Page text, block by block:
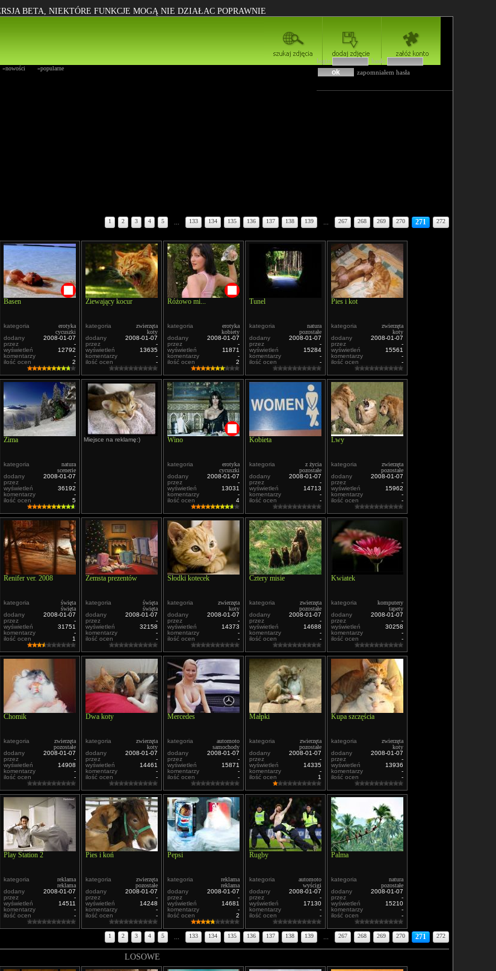
BETA, NIEKTÓRE FUNKCJE MOGĄ NIE DZIAŁAC POPRAWNIE
»nowości »popularne
login
hasło
zapomniałem hasła
1 2 3 4 5 ... 133 134 135 136 137 138 139 ... 267 268 269 270 271 272
Basen
kategoria
erotyka
cycuszki
dodany
2008-01-07
przez
-
wyświetleń
12792
komentarzy
-
ilość ocen
2
Ziewający kocur
kategoria
zwierzęta
koty
dodany
2008-01-07
przez
-
wyświetleń
13635
komentarzy
-
ilość ocen
-
Różowo mi...
kategoria
erotyka
kobiety
dodany
2008-01-07
przez
-
wyświetleń
11871
komentarzy
-
ilość ocen
2
Tunel
kategoria
natura
pozostałe
dodany
2008-01-07
przez
-
wyświetleń
15284
komentarzy
-
ilość ocen
-
Pies i kot
kategoria
zwierzęta
koty
dodany
2008-01-07
przez
-
wyświetleń
15561
komentarzy
-
ilość ocen
-
Zima
kategoria
natura
scenerie
dodany
2008-01-07
przez
-
wyświetleń
36192
komentarzy
-
ilość ocen
5
Miejsce na reklamę:) Wino
kategoria
erotyka
cycuszki
dodany
2008-01-07
przez
-
wyświetleń
13031
komentarzy
-
ilość ocen
4
Kobieta
kategoria
z życia
pozostałe
dodany
2008-01-07
przez
-
wyświetleń
14713
komentarzy
-
ilość ocen
-
Lwy
kategoria
zwierzęta
pozostałe
dodany
2008-01-07
przez
-
wyświetleń
15962
komentarzy
-
ilość ocen
-
Renifer ver. 2008
kategoria
święta
święta
dodany
2008-01-07
przez
-
wyświetleń
31751
komentarzy
-
ilość ocen
1
Zemsta prezentów
kategoria
święta
święta
dodany
2008-01-07
przez
-
wyświetleń
32158
komentarzy
-
ilość ocen
-
Słodki kotecek
kategoria
zwierzęta
koty
dodany
2008-01-07
przez
-
wyświetleń
14373
komentarzy
-
ilość ocen
-
Cztery misie
kategoria
zwierzęta
pozostałe
dodany
2008-01-07
przez
-
wyświetleń
14688
komentarzy
-
ilość ocen
-
Kwiatek
kategoria
komputery
tapety
dodany
2008-01-07
przez
-
wyświetleń
30258
komentarzy
-
ilość ocen
-
Chomik
kategoria
zwierzęta
pozostałe
dodany
2008-01-07
przez
-
wyświetleń
14908
komentarzy
-
ilość ocen
-
Dwa koty
kategoria
zwierzęta
koty
dodany
2008-01-07
przez
-
wyświetleń
14461
komentarzy
-
ilość ocen
-
Mercedes
kategoria
automoto
samochody
dodany
2008-01-07
przez
-
wyświetleń
15871
komentarzy
-
ilość ocen
-
Małpki
kategoria
zwierzęta
pozostałe
dodany
2008-01-07
przez
-
wyświetleń
14335
komentarzy
-
ilość ocen
1
Kupa szczęścia
kategoria
zwierzęta
koty
dodany
2008-01-07
przez
-
wyświetleń
13936
komentarzy
-
ilość ocen
-
Play Station 2
kategoria
reklama
reklama
dodany
2008-01-07
przez
-
wyświetleń
14511
komentarzy
-
ilość ocen
-
Pies i koń
kategoria
zwierzęta
pozostałe
dodany
2008-01-07
przez
-
wyświetleń
14248
komentarzy
-
ilość ocen
-
Pepsi
kategoria
reklama
reklama
dodany
2008-01-07
przez
-
wyświetleń
14681
komentarzy
-
ilość ocen
2
Rugby
kategoria
automoto
wyścigi
dodany
2008-01-07
przez
-
wyświetleń
17130
komentarzy
-
ilość ocen
-
Palma
kategoria
natura
pozostałe
dodany
2008-01-07
przez
-
wyświetleń
15210
komentarzy
-
ilość ocen
-
1 2 3 4 5 ... 133 134 135 136 137 138 139 ... 267 268 269 270 271 272
LOSOWE